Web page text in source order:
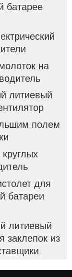
батарее
на
литиевый
полем
для
батареи
литиевый
заклепок из